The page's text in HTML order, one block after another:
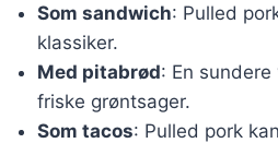
Som sandwich: Pulled
klassiker.
Med pitabrød: En
friske grøntsager.
Som tacos: Pulled pork